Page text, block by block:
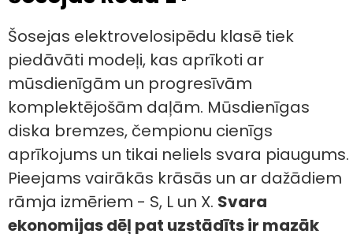
Šosejas elektrovelosipēdu klasē tiek
piedāvāti modeļi, kas aprīkoti ar
mūsdienīgām un progresīvām
komplektējošām daļām. Mūsdienīgas
diska bremzes, čempionu cienīgs
aprīkojums un tikai neliels svara piaugums.
Pieejams vairākās krāsās un ar dažādiem
rāmja izmēriem - S, L un X. Svara
ekonomijas dēļ pat uzstādīts ir mazāk